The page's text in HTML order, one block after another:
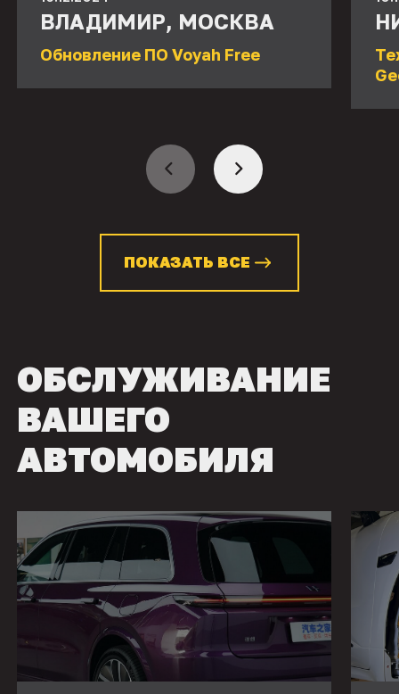
ВЛАДИМИР, МОСКВА
Обновление ПО Voyah Free
ПОКАЗАТЬ ВСЕ
ОБСЛУЖИВАНИЕ
ВАШЕГО
АВТОМОБИЛЯ